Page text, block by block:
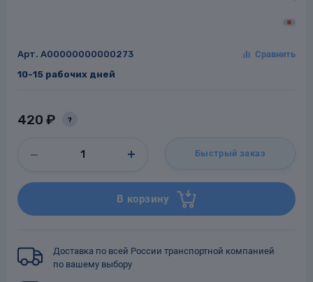
Арт. A00000000000273
10-15 рабочих дней
420 ₽ ?
Быстрый заказ
В корзину
Доставка по всей России транспортной компанией
по вашему выбору